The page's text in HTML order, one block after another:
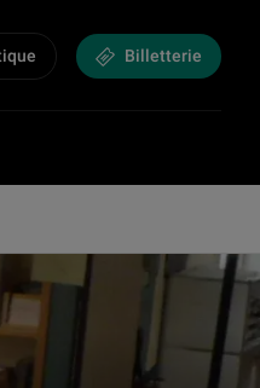
Billetterie